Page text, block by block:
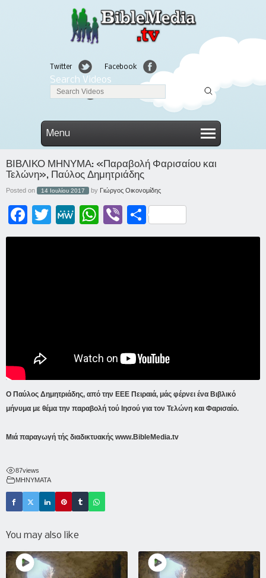
Twitter Facebook
Linkedin
Search Videos
Menu
ΒΙΒΛΙΚΟ ΜΗΝΥΜΑ: «Παραβολή Φαρισαίου και
Τελώνη», Παύλος Δημητριάδης
Posted on 14 Ιουλίου 2017 by Γιώργος Οικονομίδης
Facebook Twitter MeWe WhatsAppViber Μοιραστείτε
Ο Παύλος Δημητριάδης, από την ΕΕΕ Πειραιά, μάς φέρνει ένα Βιβλικό
μήνυμα με θέμα την παραβολή τού Ιησού για τον Τελώνη και Φαρισαίο.
Μιά παραγωγή τής διαδικτυακής www.BibleMedia.tv
87views
ΜΗΝΥΜΑΤΑ
You may also like